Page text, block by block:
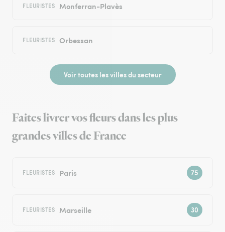
FLEURISTES Monferran-Plavès
FLEURISTES Orbessan
Voir toutes les villes du secteur
Faites livrer vos fleurs dans les plus
grandes villes de France
FLEURISTES Paris
FLEURISTES Marseille